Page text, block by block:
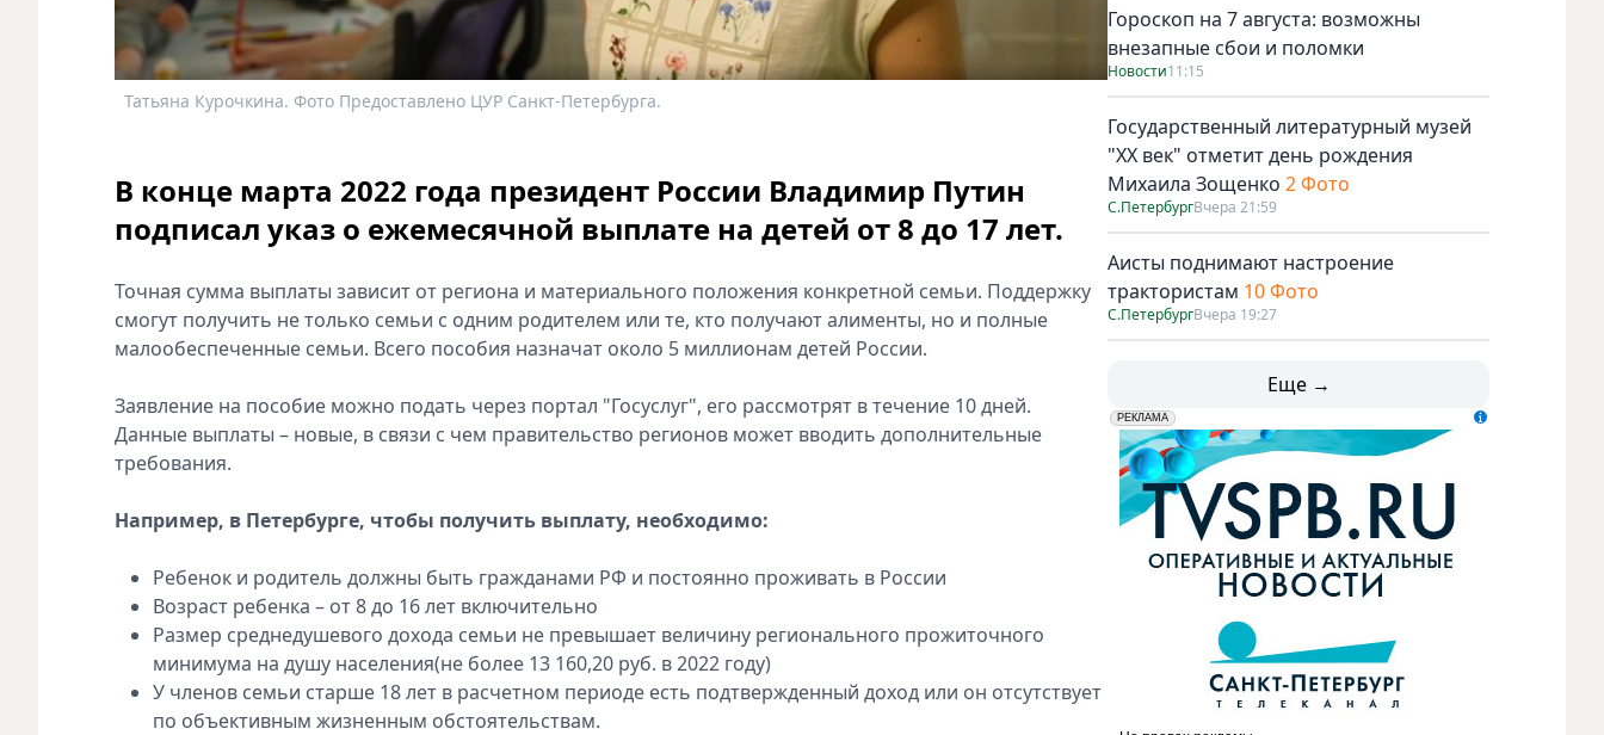
Татьяна Курочкина. Фото Предоставлено ЦУР Санкт-Петербурга. Семьи с детьми получат выплаты. Фото Предоставлено
В конце марта 2022 года президент России Владимир Путин
подписал указ о ежемесячной выплате на детей от 8 до 17 лет.
Точная сумма выплаты зависит от региона и материального положения конкретной семьи. Поддержку
смогут получить не только семьи с одним родителем или те, кто получают алименты, но и полные
малообеспеченные семьи. Всего пособия назначат около 5 миллионам детей России.
Заявление на пособие можно подать через портал "Госуслуг", его рассмотрят в течение 10 дней.
Данные выплаты – новые, в связи с чем правительство регионов может вводить дополнительные
требования.
Например, в Петербурге, чтобы получить выплату, необходимо:
Ребенок и родитель должны быть гражданами РФ и постоянно проживать в России
Возраст ребенка – от 8 до 16 лет включительно
Размер среднедушевого дохода семьи не превышает величину регионального прожиточного
минимума на душу населения(не более 13 160,20 руб. в 2022 году)
У членов семьи старше 18 лет в расчетном периоде есть подтвержденный доход или он отсутствует
по объективным жизненным обстоятельствам.
Гороскоп на 7 августа: возможны
внезапные сбои и поломки
Новости11:15
Государственный литературный музей
"ХХ век" отметит день рождения
Михаила Зощенко 2 Фото
С.ПетербургВчера 21:59
Аисты поднимают настроение
трактористам 10 Фото
С.ПетербургВчера 19:27
Еще →
erid: LdtCK5udn
РЕКЛАМА
АО "ГАТР", ИНН: 7841320717